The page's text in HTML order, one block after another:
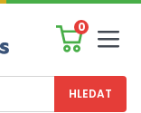
0